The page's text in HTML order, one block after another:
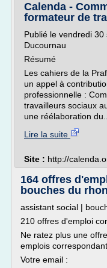
Calenda -
formateur de
Publié le vendredi
Ducournau
Résumé
Les cahiers de la
un appel à
professionnelle :
travailleurs sociaux
une réélaboration du...
Lire la suite
Site : http://
164 offres
bouches du
assistant social |
210 offres d'emploi
Ne ratez plus une
emplois
Votre email :